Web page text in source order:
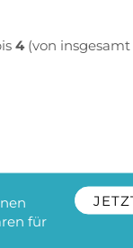
4(von insgesamt
für